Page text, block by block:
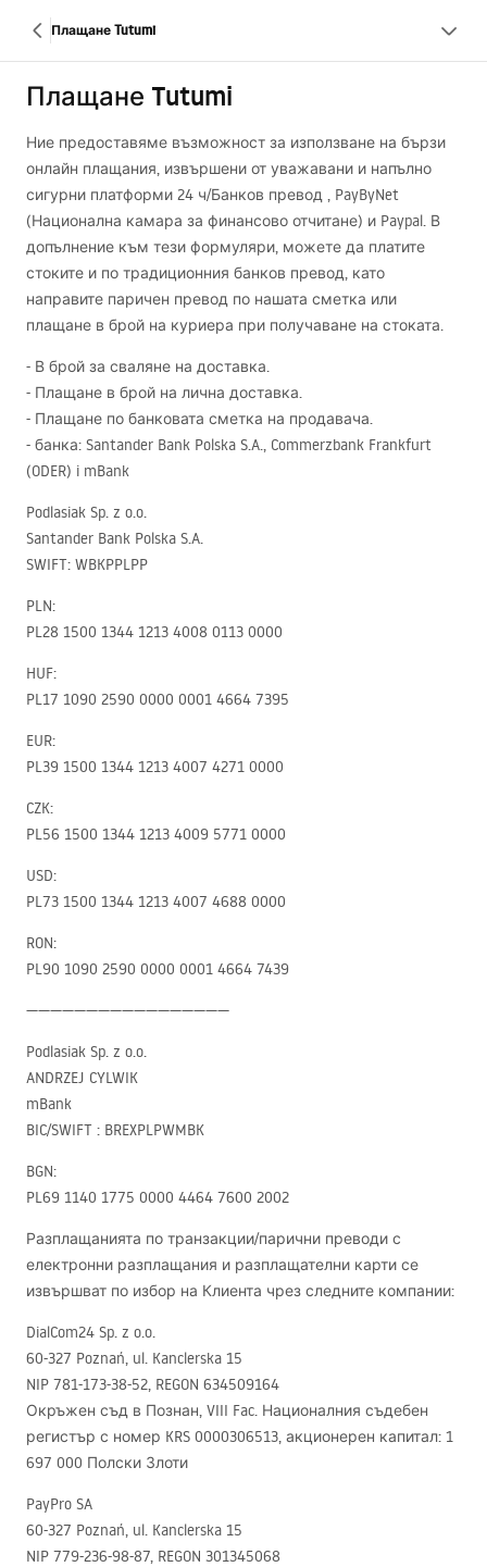
Плащане Tutumi
Плащане Tutumi
Ние предоставяме възможност за използване на бързи
онлайн плащания, извършени от уважавани и напълно
сигурни платформи 24 ч/Банков превод , PayByNet
(Национална камара за финансово отчитане) и Paypal. В
допълнение към тези формуляри, можете да платите
стоките и по традиционния банков превод, като
направите паричен превод по нашата сметка или
плащане в брой на куриера при получаване на стоката.
- В брой за сваляне на доставка.
- Плащане в брой на лична доставка.
- Плащане по банковата сметка на продавача.
- банка: Santander Bank Polska S.A., Commerzbank Frankfurt
(ODER) i mBank
Podlasiak Sp. z o.o.
Santander Bank Polska S.A.
SWIFT: WBKPPLPP
PLN:
PL28 1500 1344 1213 4008 0113 0000
HUF:
PL17 1090 2590 0000 0001 4664 7395
EUR:
PL39 1500 1344 1213 4007 4271 0000
CZK:
PL56 1500 1344 1213 4009 5771 0000
USD:
PL73 1500 1344 1213 4007 4688 0000
RON:
PL90 1090 2590 0000 0001 4664 7439
—————————————————
Podlasiak Sp. z o.o.
ANDRZEJ CYLWIK
mBank
BIC/SWIFT : BREXPLPWMBK
BGN:
PL69 1140 1775 0000 4464 7600 2002
Разплащанията по транзакции/парични преводи с
електронни разплащания и разплащателни карти се
извършват по избор на Клиента чрез следните компании:
DialCom24 Sp. z o.o.
60-327 Poznań, ul. Kanclerska 15
NIP 781-173-38-52, REGON 634509164
Окръжен съд в Познан, VIII Fac. Националния съдебен
регистър с номер KRS 0000306513, акционерен капитал: 1
697 000 Полски Злоти
PayPro SA
60-327 Poznań, ul. Kanclerska 15
NIP 779-236-98-87, REGON 301345068